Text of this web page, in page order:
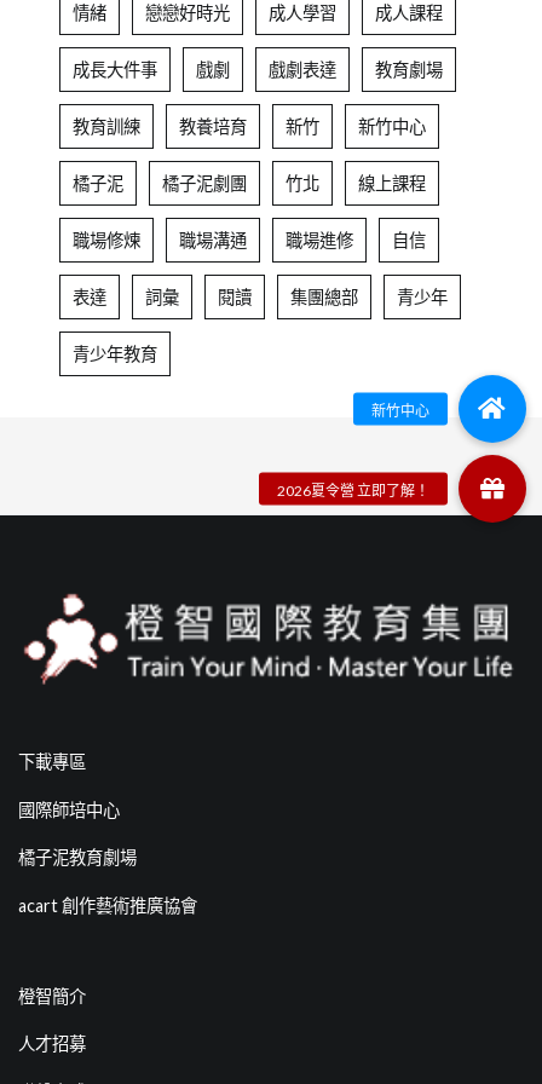
情緒 戀戀好時光 成人學習 成人課程
成長大件事 戲劇 戲劇表達 教育劇場
教育訓練 教養培育 新竹 新竹中心
橘子泥 橘子泥劇團 竹北 線上課程
職場修煉 職場溝通 職場進修 自信
表達 詞彙 閱讀 集團總部 青少年
青少年教育
下載專區
國際師培中心
橘子泥教育劇場
acart 創作藝術推廣協會
橙智簡介
人才招募